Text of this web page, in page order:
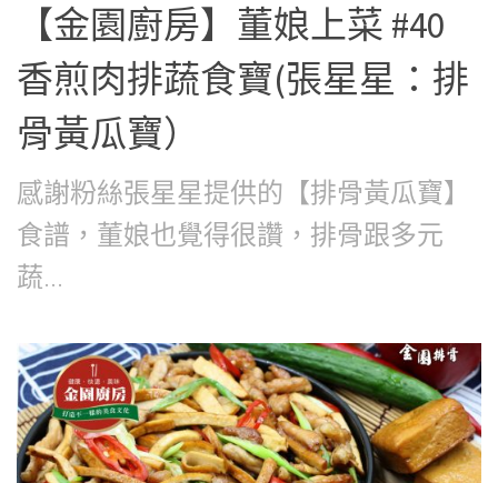
【金園廚房】董娘上菜 #40
香煎肉排蔬食寶(張星星：排
骨黃瓜寶）
感謝粉絲張星星提供的【排骨黃瓜寶】
食譜，董娘也覺得很讚，排骨跟多元
蔬...